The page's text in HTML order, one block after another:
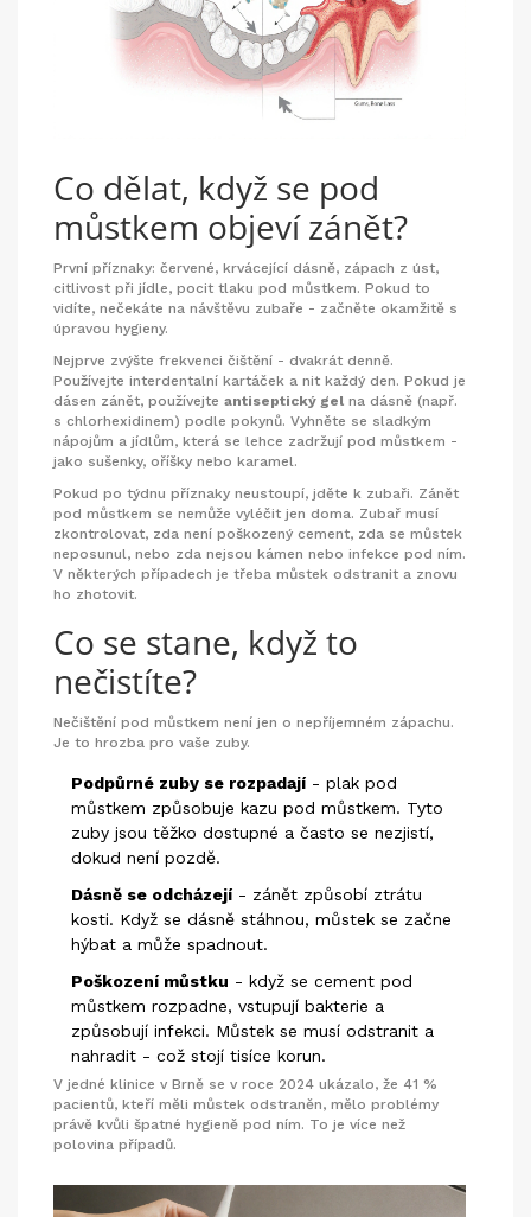
Co dělat, když se pod
můstkem objeví zánět?
První příznaky: červené, krvácející dásně, zápach z úst,
citlivost při jídle, pocit tlaku pod můstkem. Pokud to
vidíte, nečekáte na návštěvu zubaře - začněte okamžitě s
úpravou hygieny.
Nejprve zvýšte frekvenci čištění - dvakrát denně.
Používejte interdentalní kartáček a nit každý den. Pokud je
dásen zánět, používejte antiseptický gel na dásně (např.
s chlorhexidinem) podle pokynů. Vyhněte se sladkým
nápojům a jídlům, která se lehce zadržují pod můstkem -
jako sušenky, oříšky nebo karamel.
Pokud po týdnu příznaky neustoupí, jděte k zubaři. Zánět
pod můstkem se nemůže vyléčit jen doma. Zubař musí
zkontrolovat, zda není poškozený cement, zda se můstek
neposunul, nebo zda nejsou kámen nebo infekce pod ním.
V některých případech je třeba můstek odstranit a znovu
ho zhotovit.
Co se stane, když to
nečistíte?
Nečištění pod můstkem není jen o nepříjemném zápachu.
Je to hrozba pro vaše zuby.
Podpůrné zuby se rozpadají - plak pod
můstkem způsobuje kazu pod můstkem. Tyto
zuby jsou těžko dostupné a často se nezjistí,
dokud není pozdě.
Dásně se odcházejí - zánět způsobí ztrátu
kosti. Když se dásně stáhnou, můstek se začne
hýbat a může spadnout.
Poškození můstku - když se cement pod
můstkem rozpadne, vstupují bakterie a
způsobují infekci. Můstek se musí odstranit a
nahradit - což stojí tisíce korun.
V jedné klinice v Brně se v roce 2024 ukázalo, že 41 %
pacientů, kteří měli můstek odstraněn, mělo problémy
právě kvůli špatné hygieně pod ním. To je více než
polovina případů.